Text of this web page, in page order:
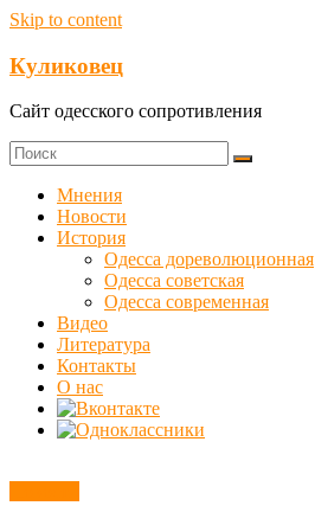
Skip to content
Куликовец
Сайт одесского сопротивления
Мнения
Новости
История
Одесса дореволюционная
Одесса советская
Одесса современная
Видео
Литература
Контакты
О нас